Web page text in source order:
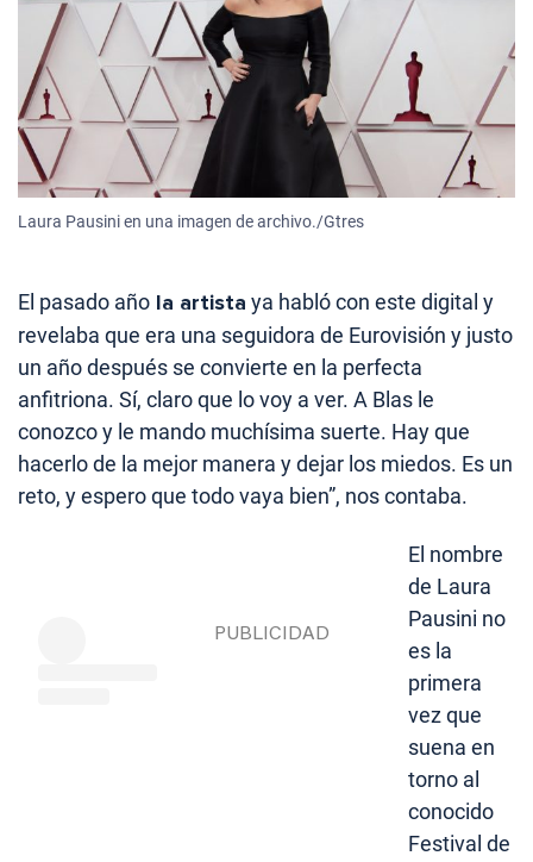
Laura Pausini en una imagen de archivo./Gtres
El pasado año la artista ya habló con este digital y
revelaba que era una seguidora de Eurovisión y justo
un año después se convierte en la perfecta
anfitriona. Sí, claro que lo voy a ver. A Blas le
conozco y le mando muchísima suerte. Hay que
hacerlo de la mejor manera y dejar los miedos. Es un
reto, y espero que todo vaya bien”, nos contaba.
El nombre
de Laura
Pausini no
es la
primera
vez que
suena en
torno al
conocido
Festival de